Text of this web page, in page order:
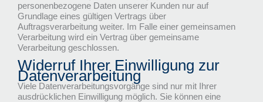
personenbezogene Daten unserer Kunden nur auf
Grundlage eines gültigen Vertrags über
Auftragsverarbeitung weiter. Im Falle einer gemeinsamen
Verarbeitung wird ein Vertrag über gemeinsame
Verarbeitung geschlossen.
Widerruf Ihrer Einwilligung zur
Datenverarbeitung
Viele Datenverarbeitungsvorgänge sind nur mit Ihrer
ausdrücklichen Einwilligung möglich. Sie können eine